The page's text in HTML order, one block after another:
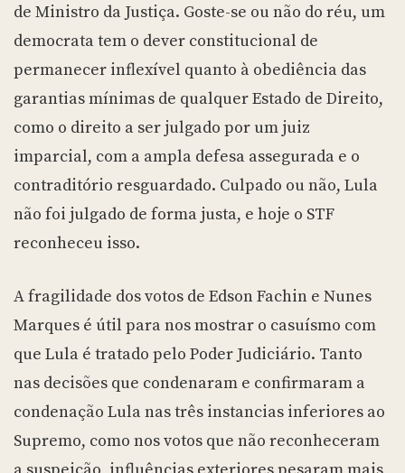
de Ministro da Justiça. Goste-se ou não do réu, um
democrata tem o dever constitucional de
permanecer inflexível quanto à obediência das
garantias mínimas de qualquer Estado de Direito,
como o direito a ser julgado por um juiz
imparcial, com a ampla defesa assegurada e o
contraditório resguardado. Culpado ou não, Lula
não foi julgado de forma justa, e hoje o STF
reconheceu isso.
A fragilidade dos votos de Edson Fachin e Nunes
Marques é útil para nos mostrar o casuísmo com
que Lula é tratado pelo Poder Judiciário. Tanto
nas decisões que condenaram e confirmaram a
condenação Lula nas três instancias inferiores ao
Supremo, como nos votos que não reconheceram